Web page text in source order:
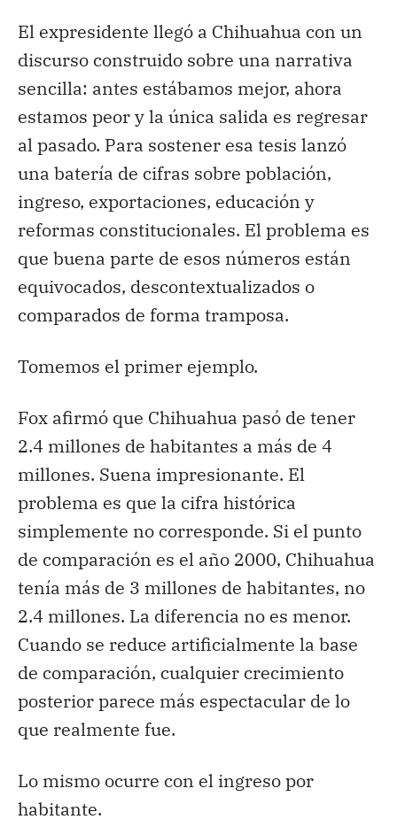
El expresidente llegó a Chihuahua con un
discurso construido sobre una narrativa
sencilla: antes estábamos mejor, ahora
estamos peor y la única salida es regresar
al pasado. Para sostener esa tesis lanzó
una batería de cifras sobre población,
ingreso, exportaciones, educación y
reformas constitucionales. El problema es
que buena parte de esos números están
equivocados, descontextualizados o
comparados de forma tramposa.
Tomemos el primer ejemplo.
Fox afirmó que Chihuahua pasó de tener
2.4 millones de habitantes a más de 4
millones. Suena impresionante. El
problema es que la cifra histórica
simplemente no corresponde. Si el punto
de comparación es el año 2000, Chihuahua
tenía más de 3 millones de habitantes, no
2.4 millones. La diferencia no es menor.
Cuando se reduce artificialmente la base
de comparación, cualquier crecimiento
posterior parece más espectacular de lo
que realmente fue.
Lo mismo ocurre con el ingreso por
habitante.